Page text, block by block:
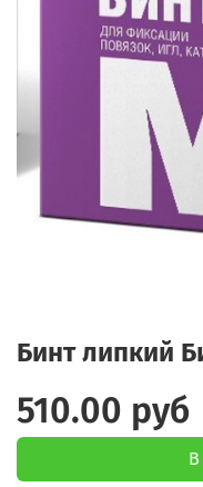
Бинт липкий
510.00 руб
В